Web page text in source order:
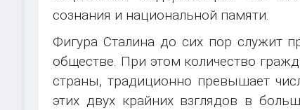
сознания и национальной памяти.
Фигура Сталина до сих пор служит
обществе. При этом количество
страны, традиционно превышает
этих двух крайних взглядов в